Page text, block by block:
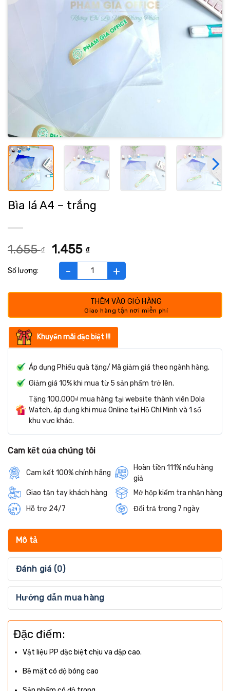
Bìa lá A4 – trắng
1.655₫
Giá
gốc
1.455 ₫Giá
hiện
tại
1.455 ₫.
Bìa lá A4 - trắng số lượng
THÊM VÀO GIỎ HÀNG
Khuyến mãi đặc biệt !!!
Áp dụng Phiếu quà tặng/ Mã giảm giá theo ngành hàng.
Giảm giá 10% khi mua từ 5 sản phẩm trở lên.
Tặng 100.000₫ mua hàng tại website thành viên Dola
Watch, áp dụng khi mua Online tại Hồ Chí Minh và 1 số
khu vực khác.
Cam kết của chúng tôi
Cam kết 100% chính hãng
Hoàn tiền 111% nếu hàng
giả
Giao tận tay khách hàng
Mở hộp kiểm tra nhận hàng
Hỗ trợ 24/7
Đổi trả trong 7 ngày
Mô tả
Đánh giá (0)
Hướng dẫn mua hàng
Đặc điểm:
Vật liệu PP đặc biệt chịu va đập cao.
Bề mặt có độ bóng cao